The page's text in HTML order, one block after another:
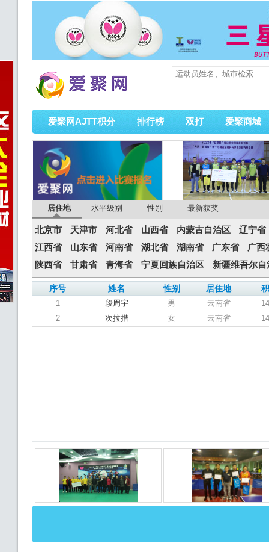
爱聚网AJTT积分 排行榜 双打 爱聚商城
居住地 水平级别 性别 最新获奖
北京市 天津市 河北省 山西省 内蒙古自治区
辽宁省
江西省
山东省 河南省 湖北省 湖南省 广东省
广西
陕西省
甘肃省 青海省 宁夏回族自治区 新疆维吾尔自
序号 姓名 性别 居住地
1 段周宇 男 云南省
2
次拉措 女 云南省